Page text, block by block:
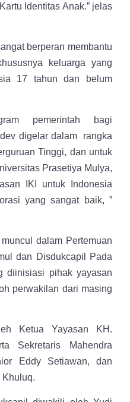
Identitas Anak.” jelas
berperan membantu
keluarga yang
17 tahun dan belum
pemerintah bagi
digelar dalam rangka
Tinggi, dan untuk
Prasetiya Mulya,
IKI untuk Indonesia
yang sangat baik, ”
dalam Pertemuan
dan Disdukcapil Pada
diinisiasi pihak yayasan
perwakilan dari masing
Ketua Yayasan KH.
Sekretaris Mahendra
Eddy Setiawan, dan
Khuluq.